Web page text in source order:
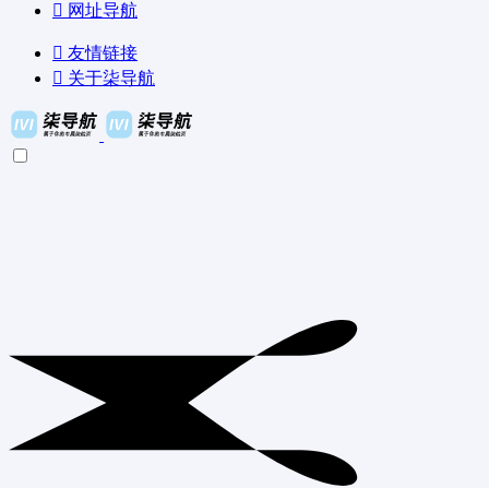
网址导航
友情链接
关于柒导航